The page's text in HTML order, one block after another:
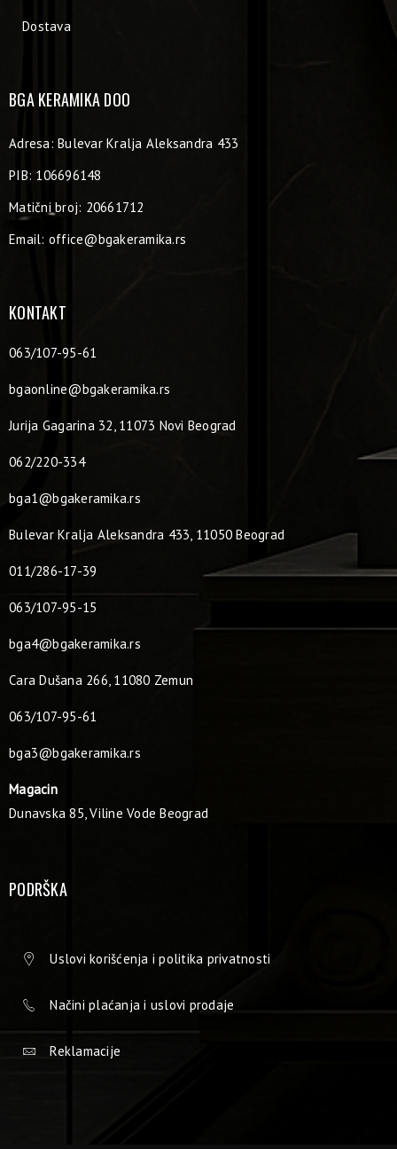
Dostava
BGA KERAMIKA DOO
Adresa: Bulevar Kralja Aleksandra 433
PIB: 106696148
Matični broj: 20661712
Email: office@bgakeramika.rs
KONTAKT
063/107-95-61
bgaonline@bgakeramika.rs
Jurija Gagarina 32, 11073 Novi Beograd
062/220-334
bga1@bgakeramika.rs
Bulevar Kralja Aleksandra 433, 11050 Beograd
011/286-17-39
063/107-95-15
bga4@bgakeramika.rs
Cara Dušana 266, 11080 Zemun
063/107-95-61
bga3@bgakeramika.rs
Magacin
Dunavska 85, Viline Vode Beograd
PODRŠKA
Uslovi korišćenja i politika privatnosti
Načini plaćanja i uslovi prodaje
Reklamacije